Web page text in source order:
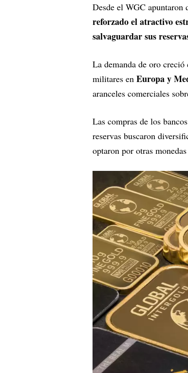
Desde el WGC apuntaron
reforzado el atractivo
salvaguardar sus
La demanda de oro
militares en Europa y
aranceles comerciales
Las compras de los
reservas buscaron
optaron por otras